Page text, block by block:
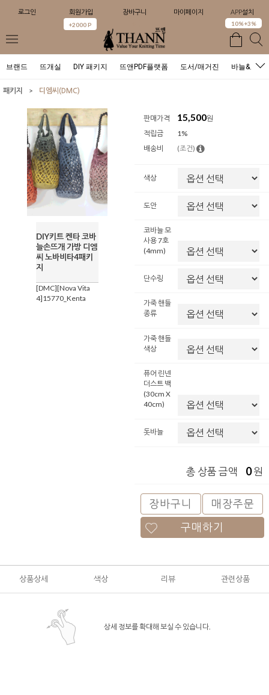
로그인 회원가입
+2000 P
장바구니 마이페이지 APP설치
10%+3%
브랜드 뜨개실 DIY 패키지 뜨앤PDF플랫폼 도서/매거진 바늘&도구
패키지 > 디엠씨(DMC)
DIY키트 켄타 코바
늘손뜨개 가방 디엠
씨 노바비타4패키
지
[DMC][Nova Vita
4]15770_Kenta
판매가격 15,500원
적립금
1%
배송비
(조건)
색상
도안
코바늘 모
사용 7호
(4mm)
단수링
가죽 핸들
종류
가죽 핸들
색상
퓨어 린넨
더스트 백
(30cm X
40cm)
돗바늘
총 상품 금액 0원
장바구니
매장주문
구매하기
상품상세 색상 리뷰 관련상품
상세 정보를 확대해 보실 수 있습니다.